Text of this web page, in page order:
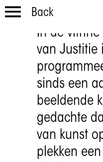
Back
In de
van Justitie
sinds een
beeldende
gedachte
van kunst
plekken